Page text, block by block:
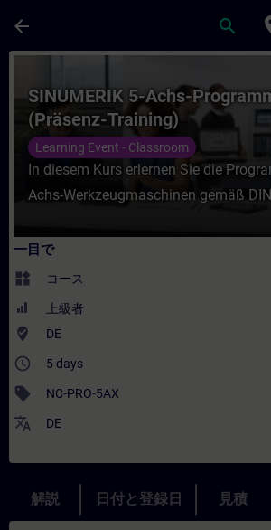
arrow_back search
SINUMERIK 5-Achs-
(Präsenz-Training)
Learning Event - Classroom
In diesem Kurs erlernen Sie die
Achs-Werkzeugmaschinen gemäß
一目で
widgets コース
上級者
where_to_vote DE
access_time 5 days
sell NC-PRO-5AX
translate DE
解説 日付と登録日 見積